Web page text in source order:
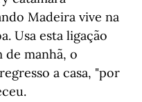
Madeira vive na
Usa esta ligação
manhã, o
a casa, "por